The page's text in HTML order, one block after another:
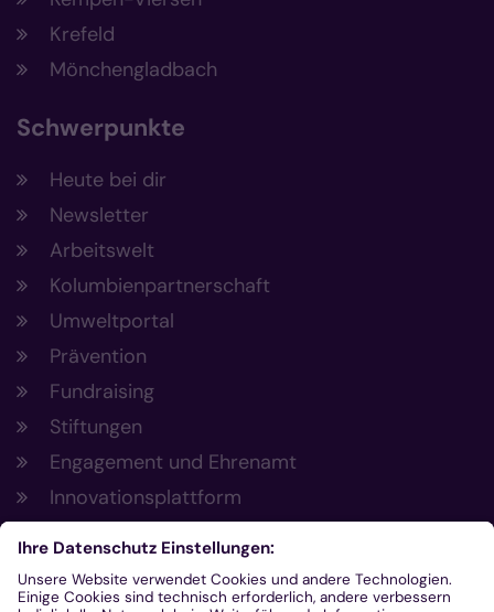
Krefeld
Mönchengladbach
Schwerpunkte
Heute bei dir
Newsletter
Arbeitswelt
Kolumbienpartnerschaft
Umweltportal
Prävention
Fundraising
Stiftungen
Engagement und Ehrenamt
Innovationsplattform
Aus der Plattform